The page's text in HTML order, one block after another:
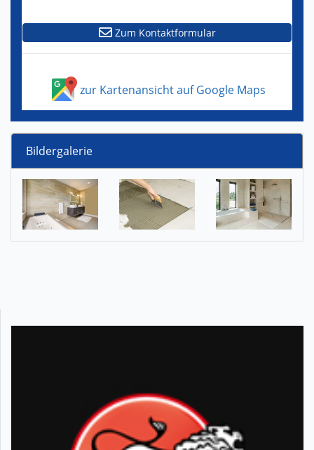
Zum Kontaktformular
zur Kartenansicht auf Google Maps
Bildergalerie